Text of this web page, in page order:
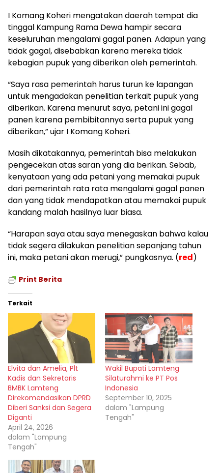
I Komang Koheri mengatakan daerah tempat dia
tinggal Kampung Rama Dewa hampir secara
keseluruhan mengalami gagal panen. Adapun yang
tidak gagal, disebabkan karena mereka tidak
kebagian pupuk yang diberikan oleh pemerintah.
“Saya rasa pemerintah harus turun ke lapangan
untuk mengadakan penelitian terkait pupuk yang
diberikan. Karena menurut saya, petani ini gagal
panen karena pembibitannya serta pupuk yang
diberikan,” ujar I Komang Koheri.
Masih dikatakannya, pemerintah bisa melakukan
pengecekan atas saran yang dia berikan. Sebab,
kenyataan yang ada petani yang memakai pupuk
dari pemerintah rata rata mengalami gagal panen
dan yang tidak mendapatkan atau memakai pupuk
kandang malah hasilnya luar biasa.
“Harapan saya atau saya menegaskan bahwa kalau
tidak segera dilakukan penelitian sepanjang tahun
ini, maka petani akan merugi,” pungkasnya. (red)
Print Berita
Terkait
Elvita dan Amelia, Plt
Kadis dan Sekretaris
BMBK Lamteng
Direkomendasikan DPRD
Diberi Sanksi dan Segera
Diganti
April 24, 2026
dalam "Lampung
Tengah"
Wakil Bupati Lamteng
Silaturahmi ke PT Pos
Indonesia
September 10, 2025
dalam "Lampung
Tengah"